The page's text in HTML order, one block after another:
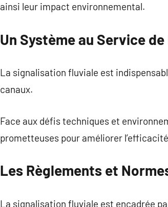
ainsi leur impact environnemental.
Un Système au Service
La signalisation fluviale est
canaux.
Face aux défis techniques et
prometteuses pour améliorer
Les Règlements et
La signalisation fluviale est encadrée